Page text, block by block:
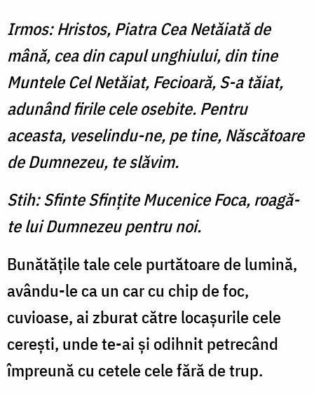
Irmos: Hristos, Piatra Cea Netăiată de
mână, cea din capul unghiului, din tine
Muntele Cel Netăiat, Fecioară, S-a tăiat,
adunând firile cele osebite. Pentru
aceasta, veselindu-ne, pe tine, Născătoare
de Dumnezeu, te slăvim.
Stih: Sfinte Sfinţite Mucenice Foca, roagă-
te lui Dumnezeu pentru noi.
Bunătăţile tale cele purtătoare de lumină,
avându-le ca un car cu chip de foc,
cuvioase, ai zburat către locaşurile cele
cereşti, unde te-ai şi odihnit petrecând
împreună cu cetele cele fără de trup.